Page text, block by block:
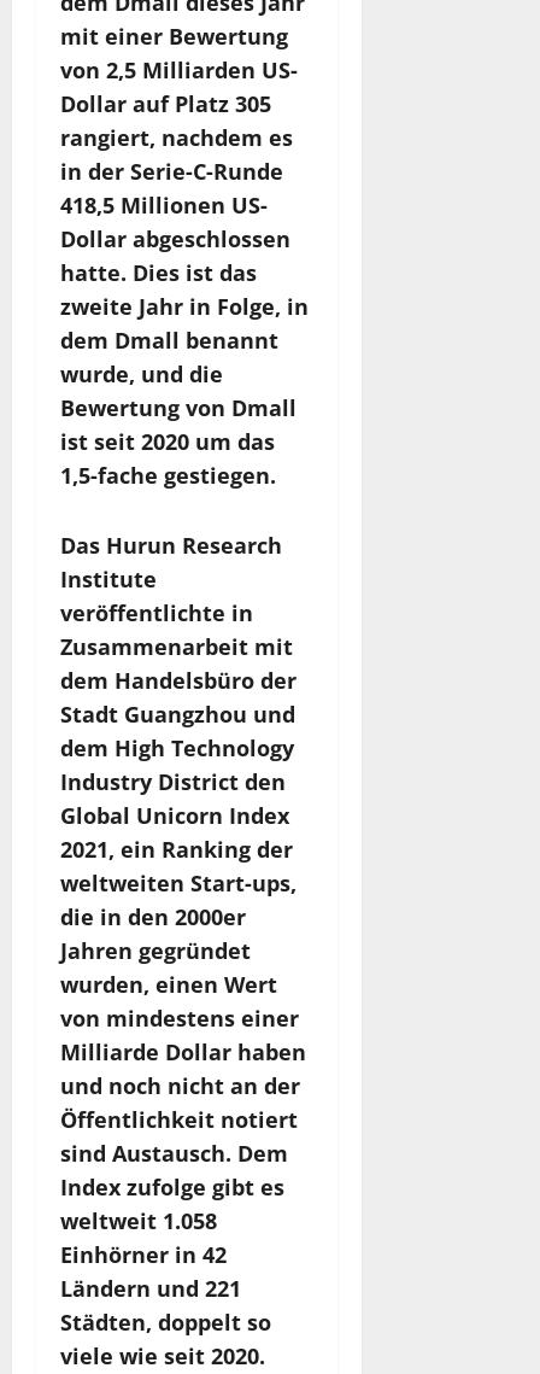
mit einer Bewertung
von 2,5 Milliarden US-
Dollar auf Platz 305
rangiert, nachdem es
in der Serie-C-Runde
418,5 Millionen US-
Dollar abgeschlossen
hatte. Dies ist das
zweite Jahr in Folge, in
dem Dmall benannt
wurde, und die
Bewertung von Dmall
ist seit 2020 um das
1,5-fache gestiegen.
Das Hurun Research
Institute
veröffentlichte in
Zusammenarbeit mit
dem Handelsbüro der
Stadt Guangzhou und
dem High Technology
Industry District den
Global Unicorn Index
2021, ein Ranking der
weltweiten Start-ups,
die in den 2000er
Jahren gegründet
wurden, einen Wert
von mindestens einer
Milliarde Dollar haben
und noch nicht an der
Öffentlichkeit notiert
sind Austausch. Dem
Index zufolge gibt es
weltweit 1.058
Einhörner in 42
Ländern und 221
Städten, doppelt so
viele wie seit 2020.